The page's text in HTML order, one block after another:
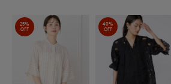
25%
OFF
40%
OFF